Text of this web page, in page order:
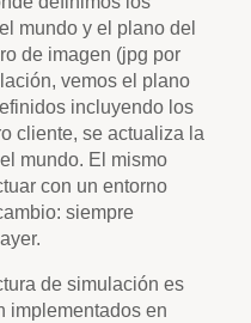
mundo y el plano del
de imagen (jpg por
vemos el plano
incluyendo los
cliente, se actualiza la
mundo. El mismo
con un entorno
siempre
de simulación es
implementados en